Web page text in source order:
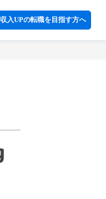
収入UPの転職を目指す方へ